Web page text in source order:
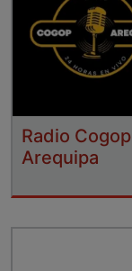
Radio Cogop
Arequipa